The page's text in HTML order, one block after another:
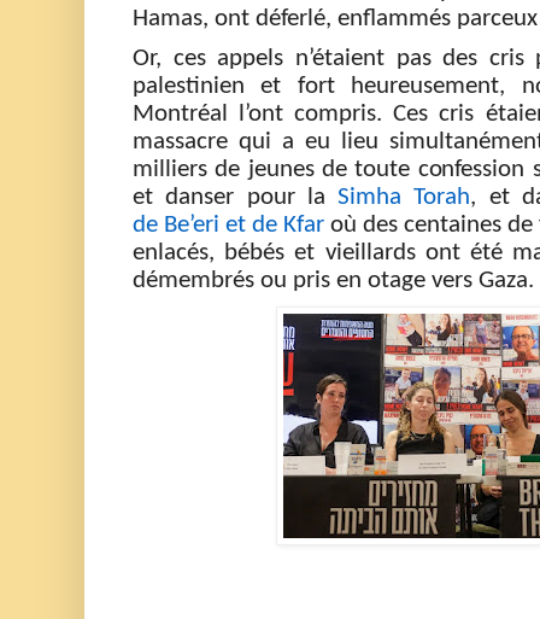
Hamas, ont déferlé, enflammés par
Or, ces appels n’étaient pas des
palestinien et fort heureusement,
Montréal l’ont compris. Ces cris
massacre qui a eu lieu
milliers de jeunes de toute confession
et danser pour laSimha Torah, et
de Be’eri et de Kfar où des centaines
enlacés, bébés et vieillards ont été
démembrés ou pris en otage vers Gaza.